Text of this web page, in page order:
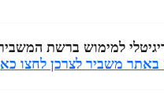
למימוש ברשת
באתר משביר לצרכן לחצו